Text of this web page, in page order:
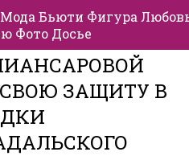
Мода Бьюти Фигура
Фото Досье
ЗАЩИТУ В